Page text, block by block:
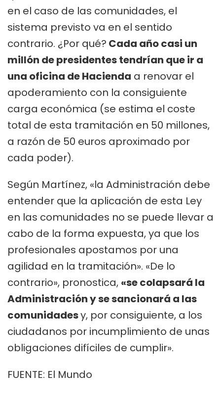
en el caso de las comunidades, el
sistema previsto va en el sentido
contrario. ¿Por qué? Cada año casi un
millón de presidentes tendrían que ir a
una oficina de Hacienda a renovar el
apoderamiento con la consiguiente
carga económica (se estima el coste
total de esta tramitación en 50 millones,
a razón de 50 euros aproximado por
cada poder).
Según Martínez, «la Administración debe
entender que la aplicación de esta Ley
en las comunidades no se puede llevar a
cabo de la forma expuesta, ya que los
profesionales apostamos por una
agilidad en la tramitación». «De lo
contrario», pronostica, «se colapsará la
Administración y se sancionará a las
comunidadesy, por consiguiente, a los
ciudadanos por incumplimiento de unas
obligaciones difíciles de cumplir».
FUENTE: El Mundo